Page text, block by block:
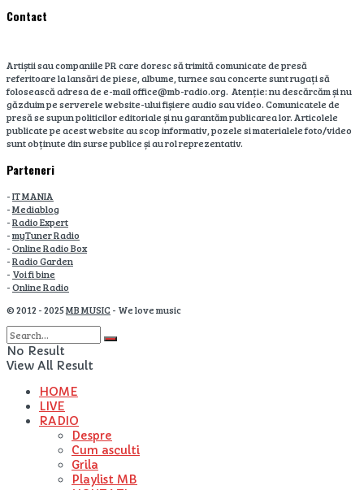
Contact
Artiștii sau companiile PR care doresc să trimită comunicate de presă
referitoare la lansări de piese, albume, turnee sau concerte sunt rugați să
folosească adresa de e-mail office@mb-radio.org. Atenție: nu descărcăm și nu
găzduim pe serverele website-ului fișiere audio sau video. Comunicatele de
presă se supun politicilor editoriale și nu garantăm publicarea lor. Articolele
publicate pe acest website au scop informativ, pozele si materialele foto/video
sunt obținute din surse publice și au rol reprezentativ.
Parteneri
-IT MANIA
-Mediablog
-Radio Expert
-myTuner Radio
-Online Radio Box
-Radio Garden
- Voi fi bine
-Online Radio
© 2012 - 2025MB MUSIC- We love music
No Result
View All Result
HOME
LIVE
RADIO
Despre
Cum asculti
Grila
Playlist MB